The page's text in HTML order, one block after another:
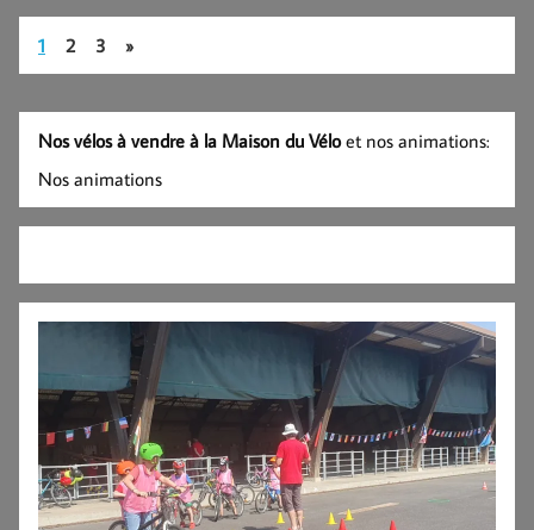
1 2 3 »
Nos vélos à vendre à la Maison du Véloet nos animations:
Nos animations